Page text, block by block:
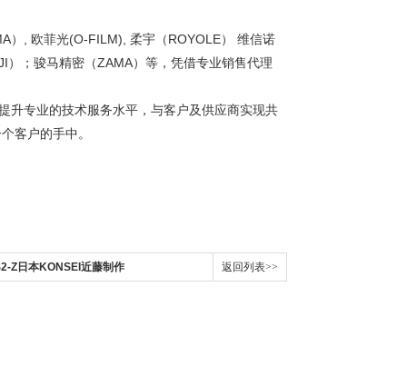
）, 欧菲光(O-FILM), 柔宇（ROYOLE） 维信诺
；骏马精密（ZAMA）等，凭借专业销售代理
升专业的技术服务水平，与客户及供应商实现共
客户的手中。
Z日本KONSEI近藤制作 返回列表>>